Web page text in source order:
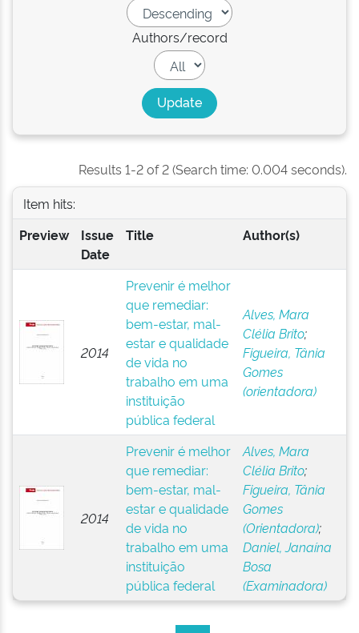
Authors/record
Results 1-2 of 2 (Search time: 0.004 seconds).
Item hits:
Preview
Issue
Date
Title Author(s)
2014
Prevenir é melhor
que remediar:
bem-estar, mal-
estar e qualidade
de vida no
trabalho em uma
instituição
pública federal
Alves, Mara
Clélia Brito;
Figueira, Tânia
Gomes
(orientadora)
2014
Prevenir é melhor
que remediar:
bem-estar, mal-
estar e qualidade
de vida no
trabalho em uma
instituição
pública federal
Alves, Mara
Clélia Brito;
Figueira, Tânia
Gomes
(Orientadora);
Daniel, Janaína
Bosa
(Examinadora)